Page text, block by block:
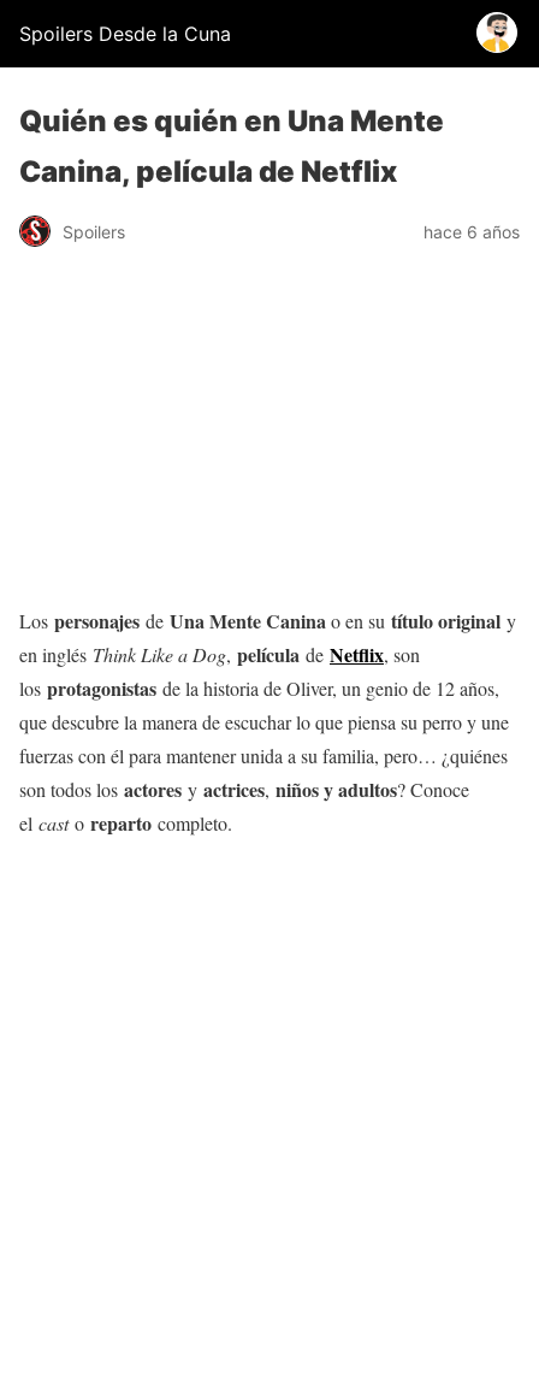
Spoilers Desde la Cuna
Quién es quién en Una Mente
Canina, película de Netflix
Spoilers hace 6 años
Los personajes de Una Mente Caninao en su título original y
en inglés Think Like a Dog, película de Netflix, son
los protagonistas de la historia de Oliver, un genio de 12 años,
que descubre la manera de escuchar lo que piensa su perro y une
fuerzas con él para mantener unida a su familia, pero… ¿quiénes
son todos los actores y actrices, niños y adultos? Conoce
el casto reparto completo.